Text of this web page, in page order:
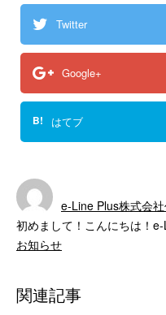
Twitter
Google+
B! はてブ
e-Line Plus株式会
初めまして！こんにちは！
お知らせ
関連記事